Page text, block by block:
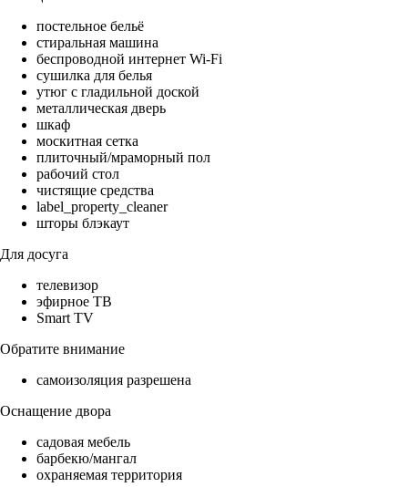
постельное бельё
стиральная машина
беспроводной интернет Wi-Fi
сушилка для белья
утюг с гладильной доской
металлическая дверь
шкаф
москитная сетка
плиточный/мраморный пол
рабочий стол
чистящие средства
label_property_cleaner
шторы блэкаут
Для досуга
телевизор
эфирное ТВ
Smart TV
Обратите внимание
самоизоляция разрешена
Оснащение двора
садовая мебель
барбекю/мангал
охраняемая территория